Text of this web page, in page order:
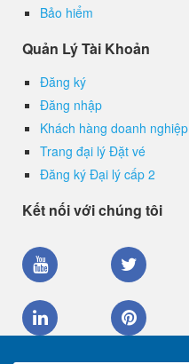
Bảo hiểm
Quản Lý Tài Khoản
Đăng ký
Đăng nhập
Khách hàng doanh nghiệp
Trang đại lý Đặt vé
Đăng ký Đại lý cấp 2
Kết nối với chúng tôi